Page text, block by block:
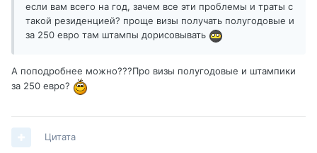
если вам всего на год, зачем все эти проблемы и траты с
такой резиденцией? проще визы получать полугодовые и
за 250 евро там штампы дорисовывать
А поподробнее можно???Про визы полугодовые и штампики
за 250 евро?
Цитата